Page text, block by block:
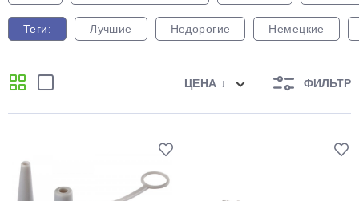
Теги: Лучшие Недорогие Немецкие
ЦЕНА ↓ ФИЛЬТР